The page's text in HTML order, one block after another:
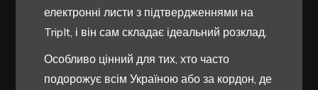
електронні листи з підтвердженнями на
TripIt, і він сам складає ідеальний розклад.
Особливо цінний для тих, хто часто
подорожує всім Україною або за кордон, де